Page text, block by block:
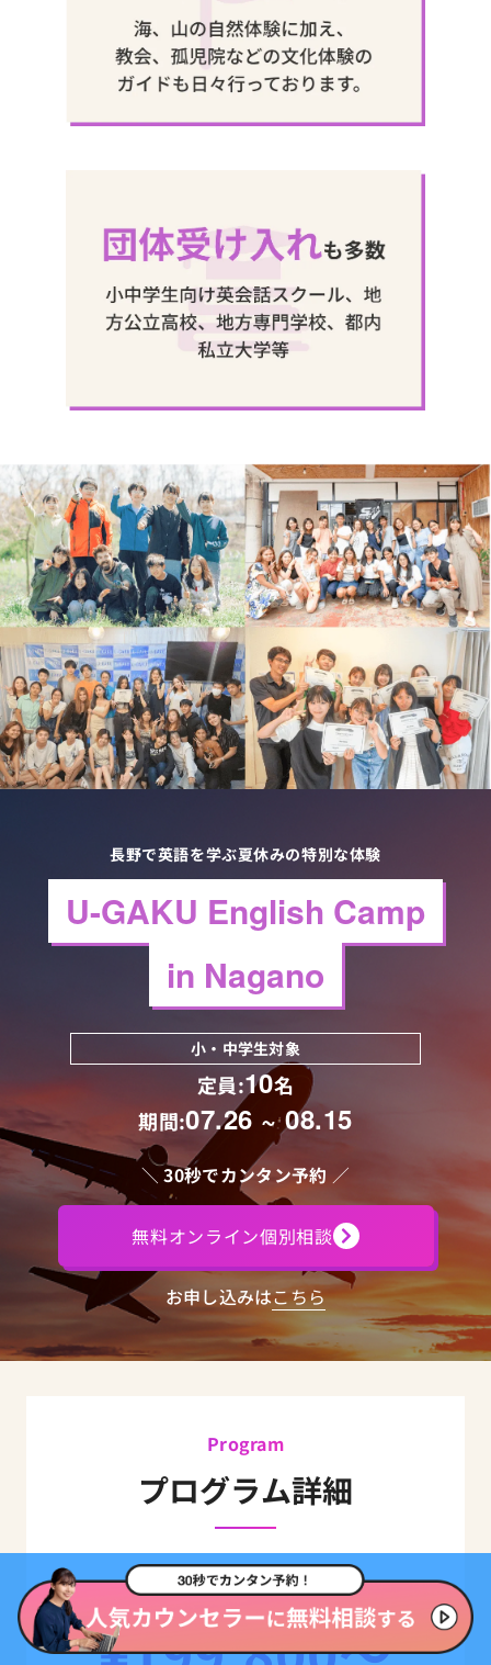
長野で英語を学ぶ夏休みの特別な体験
U-GAKU English Camp
in Nagano
小・中学生対象
定員:10名
期間:07.26 ~ 08.15
＼ 30秒でカンタン予約 ／
無料オンライン個別相談
お申し込みはこちら
Program
プログラム詳細
【料金】